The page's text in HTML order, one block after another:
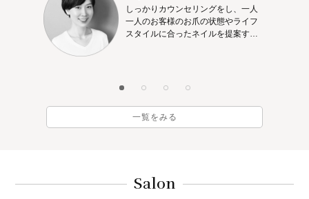
しっかりカウンセリングをし、一人
一人のお客様のお爪の状態やライフ
スタイルに合ったネイルを提案する
一覧をみる
Salon